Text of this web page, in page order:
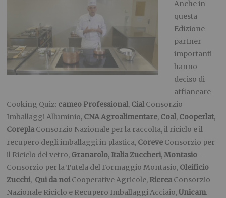
Anche in
questa
Edizione
partner
importanti
hanno
deciso di
affiancare
Cooking Quiz: cameo Professional, CialConsorzio
Imballaggi Alluminio, CNA Agroalimentare, Coal, Cooperlat,
Corepla Consorzio Nazionale per la raccolta, il riciclo e il
recupero degli imballaggi in plastica, Coreve Consorzio per
il Riciclo del vetro, Granarolo, Italia Zuccheri,Montasio –
Consorzio per la Tutela del Formaggio Montasio, Oleificio
Zucchi, Qui da noiCooperative Agricole, Ricrea Consorzio
Nazionale Riciclo e Recupero Imballaggi Acciaio,Unicam.